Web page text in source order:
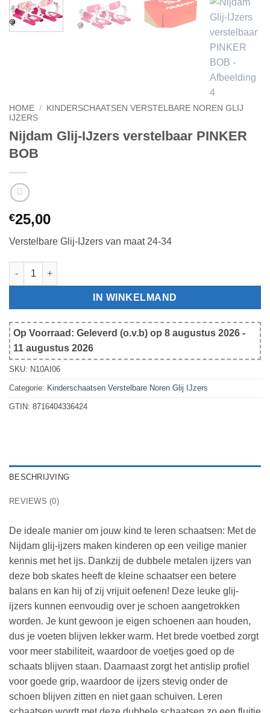
HOME /
KINDERSCHAATSEN VERSTELBARE NOREN GLIJ
IJZERS
Nijdam Glij-IJzers verstelbaar PINKER
BOB
€25,00
Verstelbare Glij-IJzers van maat 24-34
Nijdam Glij-IJzers verstelbaar PINKER BOB aantal
IN WINKELMAND
Op Voorraad: Geleverd (o.v.b) op 8 augustus 2026 -
11 augustus 2026
SKU: N10AI06
Categorie: Kinderschaatsen Verstelbare Noren Glij IJzers
GTIN: 8716404336424
BESCHRIJVING
REVIEWS (0)
De ideale manier om jouw kind te leren schaatsen: Met de
Nijdam glij-ijzers maken kinderen op een veilige manier
kennis met het ijs. Dankzij de dubbele metalen ijzers van
deze bob skates heeft de kleine schaatser een betere
balans en kan hij of zij vrijuit oefenen! Deze leuke glij-
ijzers kunnen eenvoudig over je schoen aangetrokken
worden. Je kunt gewoon je eigen schoenen aan houden,
dus je voeten blijven lekker warm. Het brede voetbed zorgt
voor meer stabiliteit, waardoor de voetjes goed op de
schaats blijven staan. Daarnaast zorgt het antislip profiel
voor goede grip, waardoor de ijzers stevig onder de
schoen blijven zitten en niet gaan schuiven. Leren